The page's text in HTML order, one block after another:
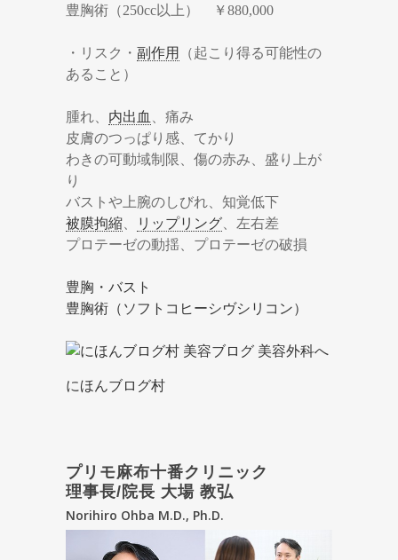
豊胸術（250cc以上） ￥880,000
・リスク・ 副作用
（起こり得る可能性の
あること）
腫れ、 内出血
、痛み
皮膚のつっぱり感、てかり
わきの可動域制限、傷の赤み、盛り上が
り
バストや上腕のしびれ、知覚低下
被膜拘縮
リップリング 、左右差
プロテーゼの動揺、プロテーゼの破損
豊胸・バスト
豊胸術（ソフトコヒーシヴシリコン）
にほんブログ村
プリモ麻布十番クリニック
理事長/院長 大場 教弘
Norihiro Ohba M.D., Ph.D.